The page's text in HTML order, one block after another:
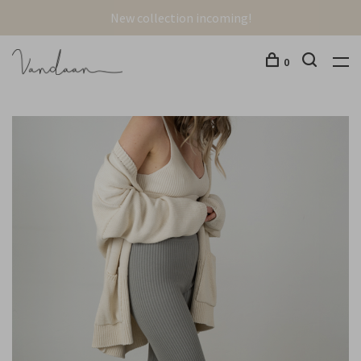
New collection incoming!
0